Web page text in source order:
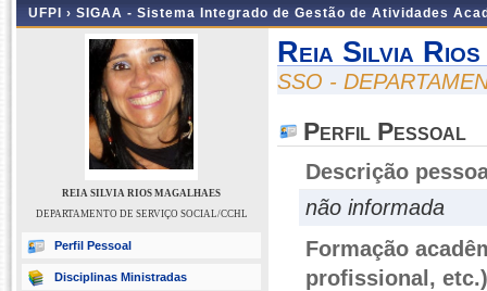
UFPI › SIGAA - Sistema Integrado de Gestão de Atividades
REIA SILVIA RIOS MAGALHAES
DEPARTAMENTO DE SERVIÇO SOCIAL/CCHL
Perfil Pessoal
Disciplinas Ministradas
Reia Silvia
SSO -
Perfil Pessoal
Descrição
não informada
Formação
profissional, etc.)